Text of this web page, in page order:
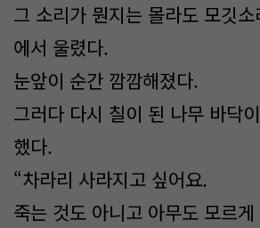
그 소리가 뭔지는 몰라도 모깃
에서 울렸다.
눈앞이 순간 깜깜해졌다.
그러다 다시 칠이 된 나무 바닥
했다.
“차라리 사라지고 싶어요.
죽는 것도 아니고 아무도 모르